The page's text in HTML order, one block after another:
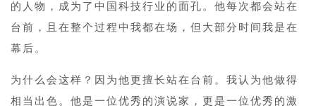
的人物，成为了中国科技行业的面孔。他每次都会站在
台前，且在整个过程中我都在场，但大部分时间我是在
幕后。
为什么会这样？因为他更擅长站在台前。我认为他做得
相当出色。他是一位优秀的演说家，更是一位优秀的激